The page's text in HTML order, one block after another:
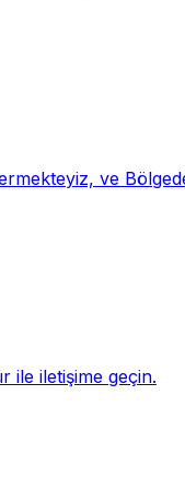
ve
ile iletişime geçin.